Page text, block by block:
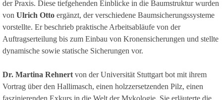
der Praxis. Diese tiefgehenden Einblicke in die Baumstruktur wurden
von Ulrich Otto ergänzt, der verschiedene Baumsicherungssysteme
vorstellte. Er beschrieb praktische Arbeitsabläufe von der
Auftragserteilung bis zum Einbau von Kronensicherungen und stellte
dynamische sowie statische Sicherungen vor.
Dr. Martina Rehnert von der Universität Stuttgart bot mit ihrem
Vortrag über den Hallimasch, einen holzzersetzenden Pilz, einen